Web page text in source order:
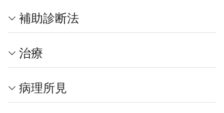
補助診断法
治療
病理所見